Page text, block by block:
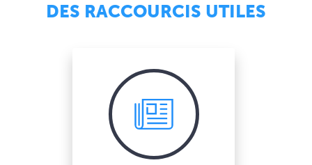
DES RACCOURCIS UTILES